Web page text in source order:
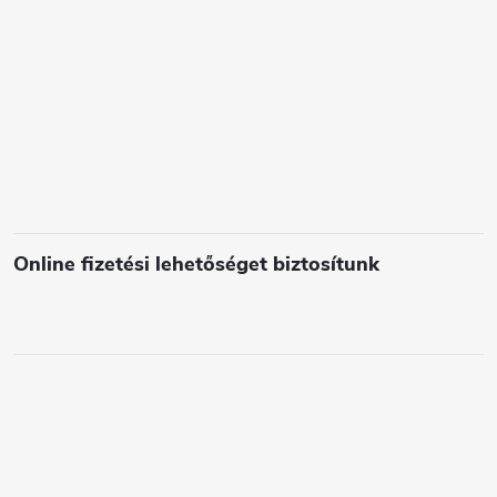
i
Online fizetési lehetőséget biztosítunk